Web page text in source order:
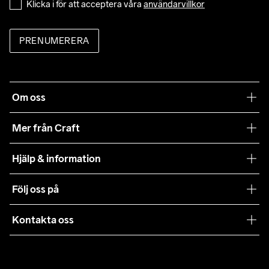
Klicka i för att acceptera våra användarvillkor
PRENUMERERA
Om oss
Mer från Craft
Teamwear
Hållbarhet
Samarbeten
Hjälp & information
Våra köpvillkor
Retur
Följ oss på
Kontakta oss